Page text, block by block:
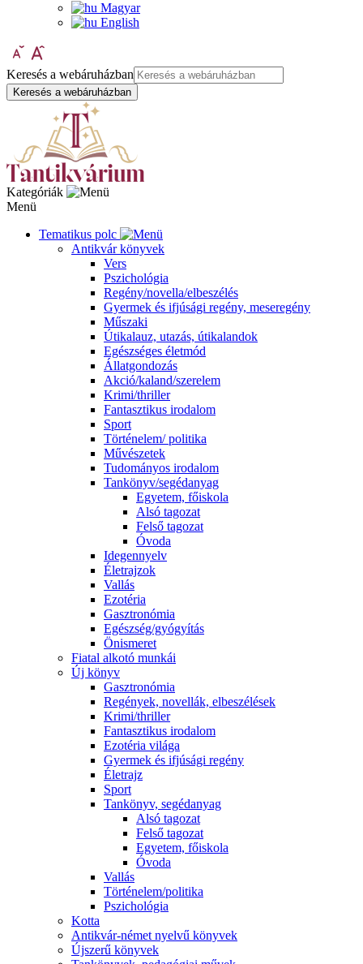
Magyar
English
Keresés a webáruházban
Keresés a webáruházban
Kategóriák
Menü
Tematikus polc
Antikvár könyvek
Vers
Pszichológia
Regény/novella/elbeszélés
Gyermek és ifjúsági regény, meseregény
Műszaki
Útikalauz, utazás, útikalandok
Egészséges életmód
Állatgondozás
Akció/kaland/szerelem
Krimi/thriller
Fantasztikus irodalom
Sport
Történelem/ politika
Művészetek
Tudományos irodalom
Tankönyv/segédanyag
Egyetem, főiskola
Alsó tagozat
Felső tagozat
Óvoda
Idegennyelv
Életrajzok
Vallás
Ezotéria
Gasztronómia
Egészség/gyógyítás
Önismeret
Fiatal alkotó munkái
Új könyv
Gasztronómia
Regények, novellák, elbeszélések
Krimi/thriller
Fantasztikus irodalom
Ezotéria világa
Gyermek és ifjúsági regény
Életrajz
Sport
Tankönyv, segédanyag
Alsó tagozat
Felső tagozat
Egyetem, főiskola
Óvoda
Vallás
Történelem/politika
Pszichológia
Kotta
Antikvár-német nyelvű könyvek
Újszerű könyvek